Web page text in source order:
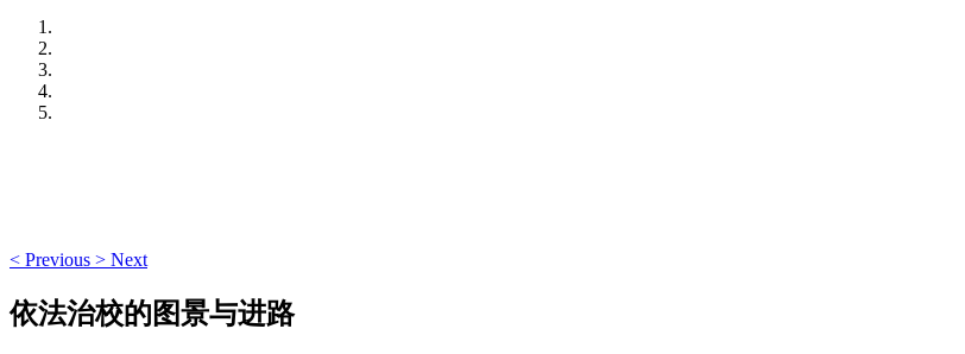
< Previous > Next
依法治校的图景与进路